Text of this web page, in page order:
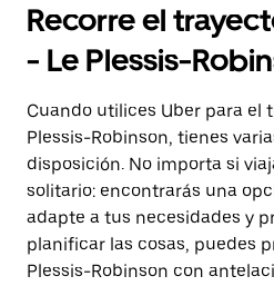
Recorre el
- Le Plessis-
Cuando utilices Uber para el
Plessis-Robinson, tienes
disposición. No importa si
solitario: encontrarás una
adapte a tus necesidades y
planificar las cosas, puedes
Plessis-Robinson con